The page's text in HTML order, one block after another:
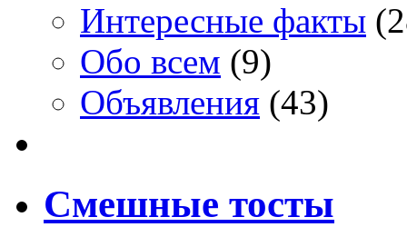
Интересные факты
Обо всем (9)
Объявления (43)
Смешные тосты